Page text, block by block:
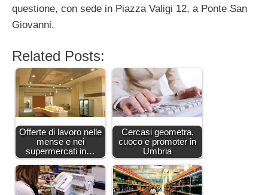
questione, con sede in Piazza Valigi 12, a Ponte San
Giovanni.
Related Posts:
Offerte di lavoro nelle
mense e nei
supermercati in…
Cercasi geometra,
cuoco e promoter in
Umbria